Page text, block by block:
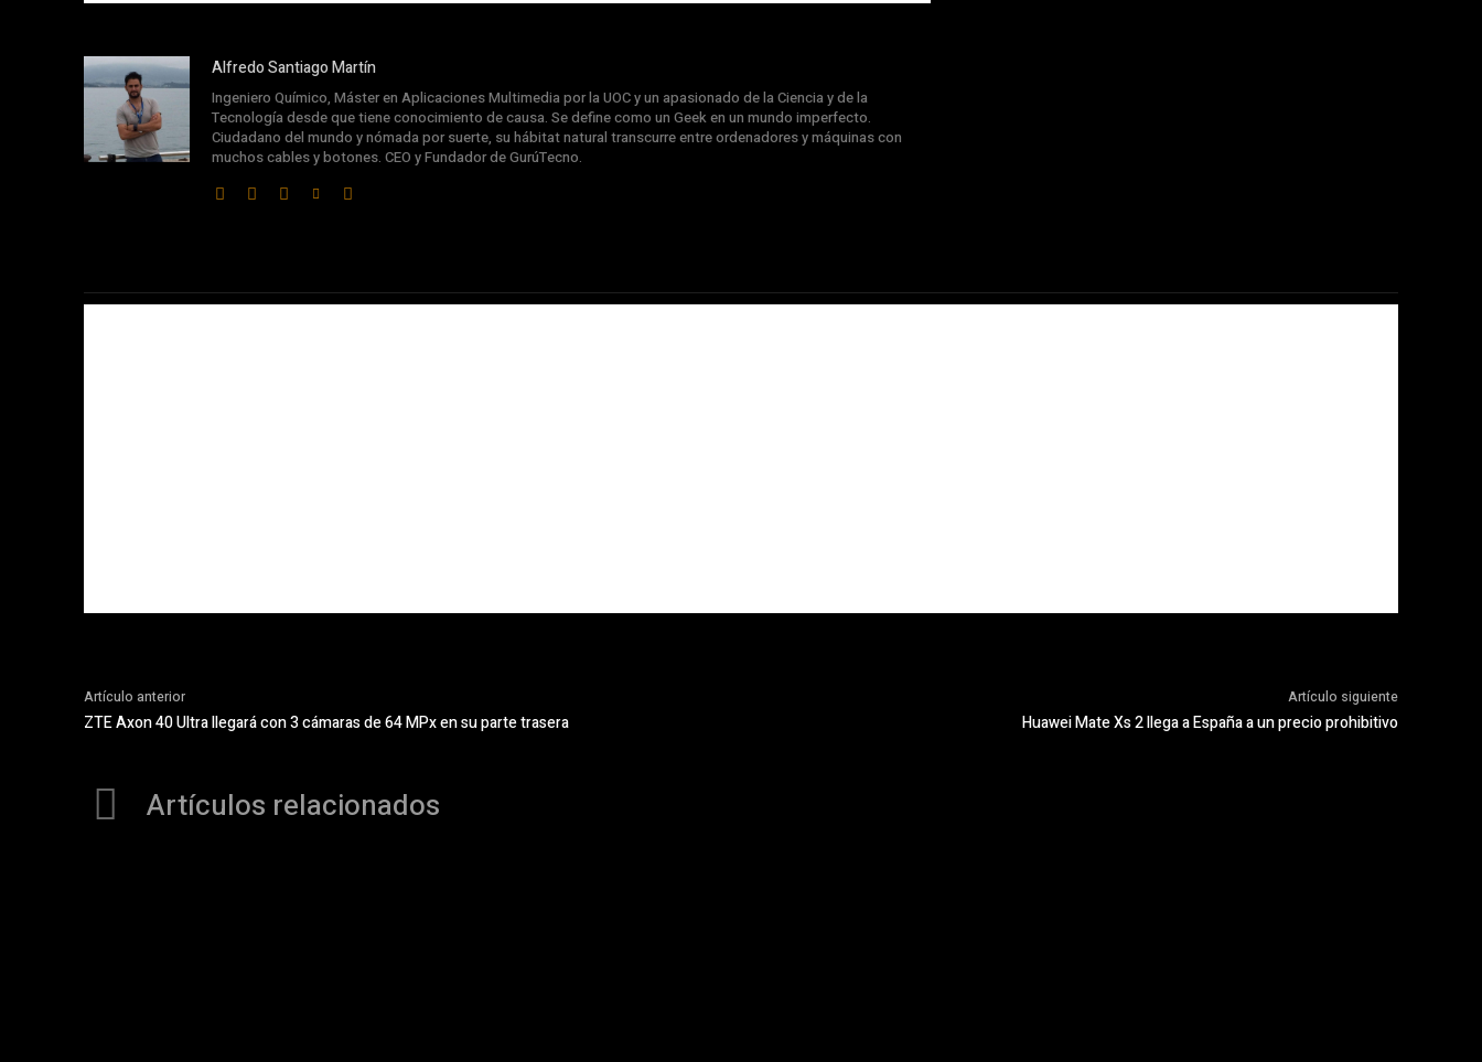
Alfredo Santiago Martín
Ingeniero Químico, Máster en Aplicaciones Multimedia por la UOC y un apasionado de la Ciencia y de la
Tecnología desde que tiene conocimiento de causa. Se define como un Geek en un mundo imperfecto.
Ciudadano del mundo y nómada por suerte, su hábitat natural transcurre entre ordenadores y máquinas con
muchos cables y botones. CEO y Fundador de GurúTecno.
Artículo anterior
ZTE Axon 40 Ultra llegará con 3 cámaras de 64 MPx en su parte trasera
Artículo siguiente
Huawei Mate Xs 2 llega a España a un precio prohibitivo
Artículos relacionados